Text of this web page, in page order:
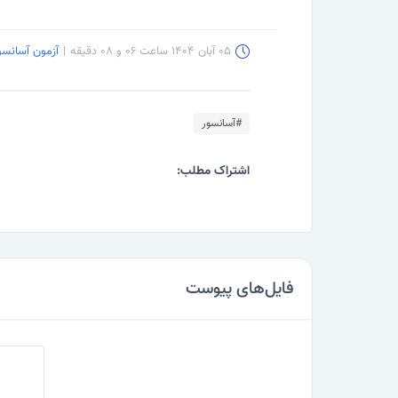
۰۵ آبان ۱۴۰۴ ساعت ۰۶ و ۰۸ دقیقه | آزمون
#آسانسور
اشتراک مطلب:
فایل‌های پیوست